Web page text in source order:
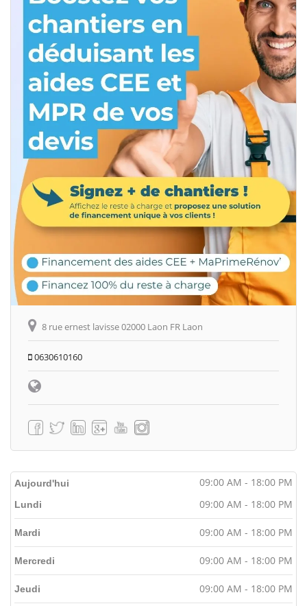
8 rue ernest lavisse 02000 Laon FR Laon
0630610160
Aujourd'hui 09:00 AM - 18:00 PM
Lundi 09:00 AM - 18:00 PM
Mardi 09:00 AM - 18:00 PM
Mercredi 09:00 AM - 18:00 PM
Jeudi 09:00 AM - 18:00 PM